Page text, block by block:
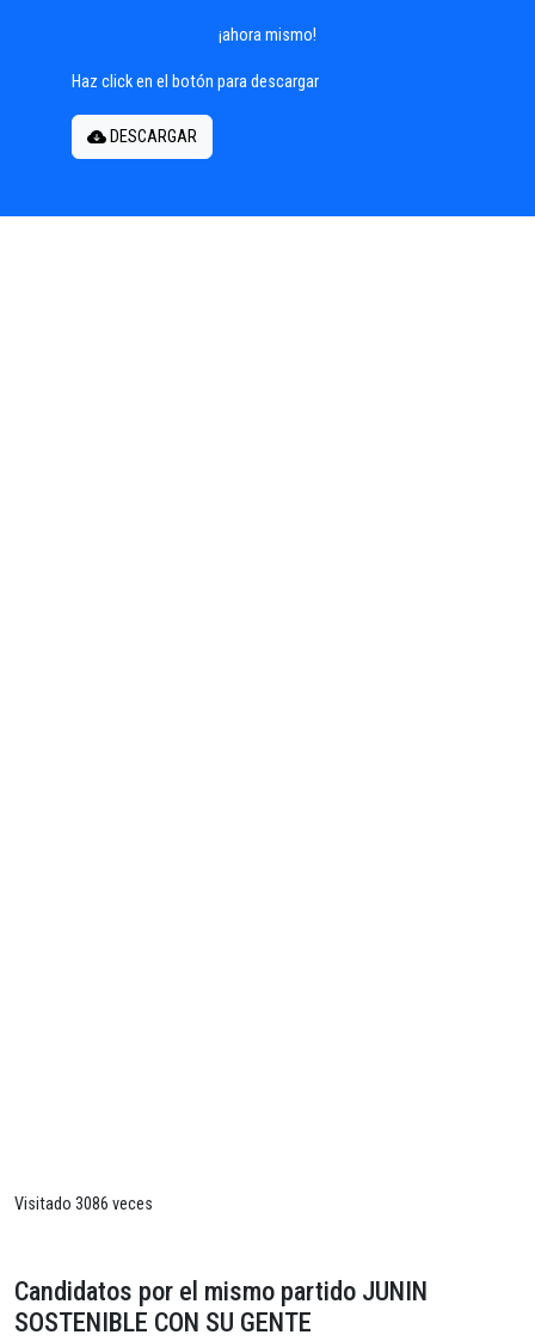
¡ahora mismo!
Haz click en el botón para descargar
DESCARGAR
Visitado 3086 veces
Candidatos por el mismo partido JUNIN
SOSTENIBLE CON SU GENTE